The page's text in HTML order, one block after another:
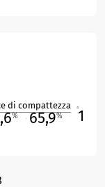
di compattezza
% 65,9% 1